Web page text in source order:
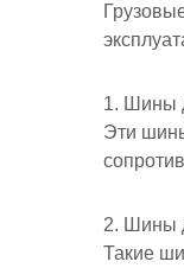
1. Шины
Эти
2. Шины
Такие